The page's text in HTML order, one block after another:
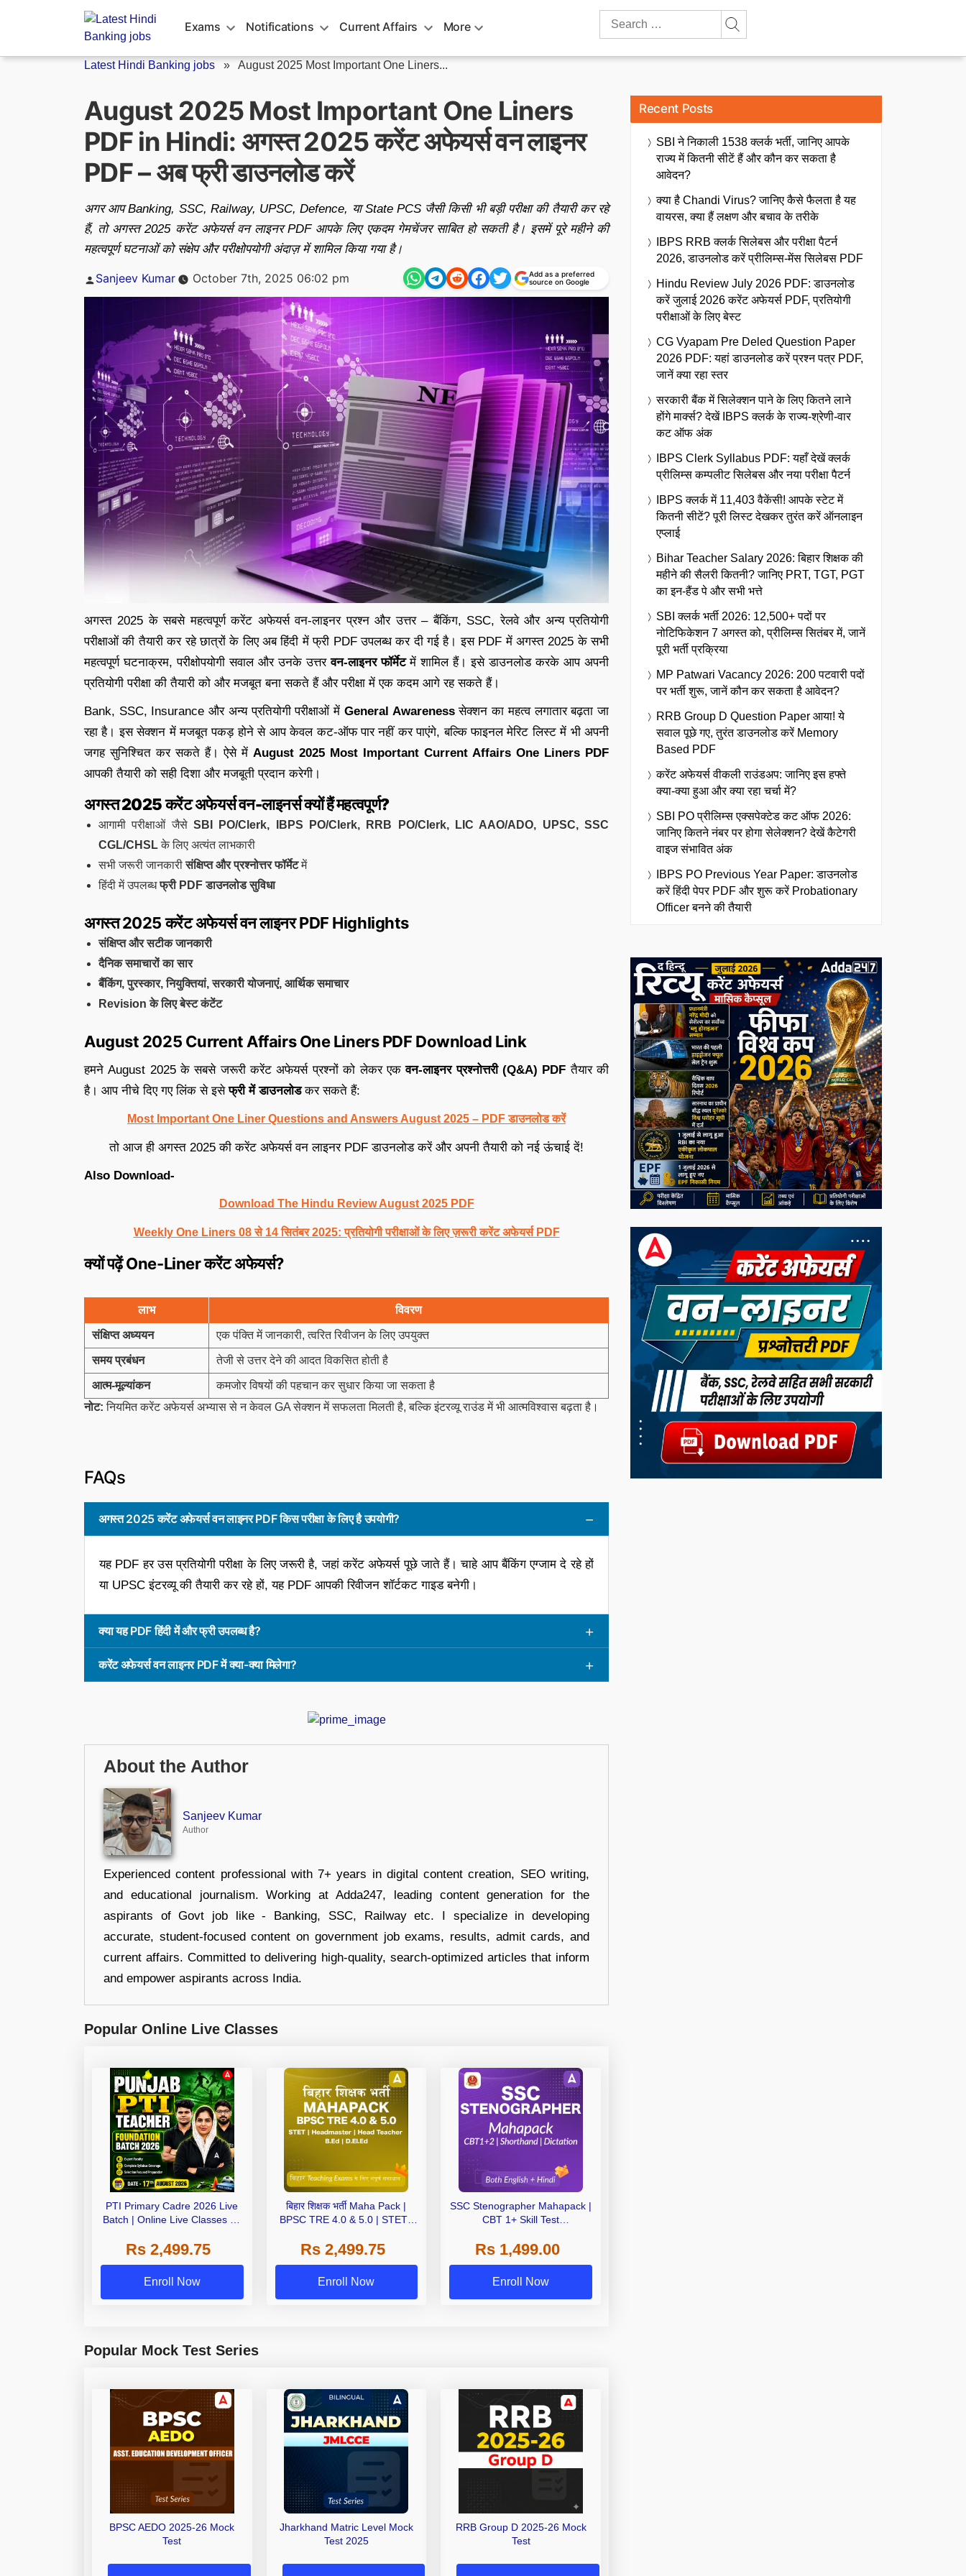
Exams Notifications Current Affairs More
Search
Latest Hindi Banking jobs » August 2025 Most Important One Liners...
August 2025 Most Important One Liners
PDF in Hindi: अगस्त 2025 करेंट अफेयर्स वन लाइनर
PDF – अब फ्री डाउनलोड करें
अगर आप Banking, SSC, Railway, UPSC, Defence, या State PCS जैसी किसी भी बड़ी परीक्षा की तैयारी कर रहे
हैं, तो अगस्त 2025 करेंट अफेयर्स वन लाइनर PDF आपके लिए एकदम गेमचेंजर साबित हो सकती है। इसमें पूरे महीने की
महत्वपूर्ण घटनाओं को संक्षेप और परीक्षोपयोगी अंदाज़ में शामिल किया गया है।
Posted
Sanjeev Kumar October 7th, 2025 06:02 pm
Add as a preferred
source on Google
अगस्त 2025 के सबसे महत्वपूर्ण करेंट अफेयर्स वन-लाइनर प्रश्न और उत्तर – बैंकिंग, SSC, रेलवे और अन्य प्रतियोगी
परीक्षाओं की तैयारी कर रहे छात्रों के लिए अब हिंदी में फ्री PDF उपलब्ध कर दी गई है। इस PDF में अगस्त 2025 के सभी
महत्वपूर्ण घटनाक्रम, परीक्षोपयोगी सवाल और उनके उत्तरवन-लाइनर फॉर्मेटमें शामिल हैं। इसे डाउनलोड करके आप अपनी
प्रतियोगी परीक्षा की तैयारी को और मजबूत बना सकते हैं और परीक्षा में एक कदम आगे रह सकते हैं।
Bank, SSC, Insurance और अन्य प्रतियोगी परीक्षाओं में General Awarenessसेक्शन का महत्व लगातार बढ़ता जा
रहा है। इस सेक्शन में मजबूत पकड़ होने से आप केवल कट-ऑफ पार नहीं कर पाएंगे, बल्कि फाइनल मेरिट लिस्ट में भी अपनी
जगह सुनिश्चित कर सकते हैं। ऐसे में August 2025 Most Important Current Affairs One Liners PDF
आपकी तैयारी को सही दिशा और मजबूती प्रदान करेगी।
अगस्त 2025 करेंट अफेयर्स वन-लाइनर्स क्यों हैं महत्वपूर्ण?
आगामी परीक्षाओं जैसे SBI PO/Clerk, IBPS PO/Clerk, RRB PO/Clerk, LIC AAO/ADO, UPSC, SSC
CGL/CHSLके लिए अत्यंत लाभकारी
सभी जरूरी जानकारीसंक्षिप्त और प्रश्नोत्तर फॉर्मेटमें
हिंदी में उपलब्धफ्री PDF डाउनलोड सुविधा
अगस्त 2025 करेंट अफेयर्स वन लाइनर PDF Highlights
संक्षिप्त और सटीक जानकारी
दैनिक समाचारों का सार
बैंकिंग, पुरस्कार, नियुक्तियां, सरकारी योजनाएं, आर्थिक समाचार
Revision के लिए बेस्ट कंटेंट
August 2025 Current Affairs One Liners PDF Download Link
हमने August 2025 के सबसे जरूरी करेंट अफेयर्स प्रश्नों को लेकर एकवन-लाइनर प्रश्नोत्तरी (Q&A) PDF तैयार की
है। आप नीचे दिए गए लिंक से इसेफ्री में डाउनलोडकर सकते हैं:
Most Important One Liner Questions and Answers August 2025 – PDF डाउनलोड करें
तो आज ही अगस्त 2025 की करेंट अफेयर्स वन लाइनर PDF डाउनलोड करें और अपनी तैयारी को नई ऊंचाई दें!
Also Download-
Download The Hindu Review August 2025 PDF
Weekly One Liners 08 से 14 सितंबर 2025: प्रतियोगी परीक्षाओं के लिए ज़रूरी करेंट अफेयर्स PDF
क्यों पढ़ें One-Liner करेंट अफेयर्स?
लाभ विवरण
संक्षिप्त अध्ययन एक पंक्ति में जानकारी, त्वरित रिवीजन के लिए उपयुक्त
समय प्रबंधन तेजी से उत्तर देने की आदत विकसित होती है
आत्म-मूल्यांकन
कमजोर विषयों की पहचान कर सुधार किया जा सकता है
नोट: नियमित करेंट अफेयर्स अभ्यास से न केवल GA सेक्शन में सफलता मिलती है, बल्कि इंटरव्यू राउंड में भी आत्मविश्वास बढ़ता है।
FAQs
अगस्त 2025 करेंट अफेयर्स वन लाइनर PDF किस परीक्षा के लिए है उपयोगी?
यह PDF हर उस प्रतियोगी परीक्षा के लिए जरूरी है, जहां करेंट अफेयर्स पूछे जाते हैं। चाहे आप बैंकिंग एग्जाम दे रहे हों
या UPSC इंटरव्यू की तैयारी कर रहे हों, यह PDF आपकी रिवीजन शॉर्टकट गाइड बनेगी।
क्या यह PDF हिंदी में और फ्री उपलब्ध है?
करेंट अफेयर्स वन लाइनर PDF में क्या-क्या मिलेगा?
About the Author
Sanjeev Kumar
Author
Experienced content professional with 7+ years in digital content creation, SEO writing,
and educational journalism. Working at Adda247, leading content generation for the
aspirants of Govt job like - Banking, SSC, Railway etc. I specialize in developing
accurate, student-focused content on government job exams, results, admit cards, and
current affairs. Committed to delivering high-quality, search-optimized articles that inform
and empower aspirants across India.
Popular Online Live Classes
PTI Primary Cadre 2026 Live
Batch | Online Live Classes by
Rs 2,499.75
Enroll Now
बिहार शिक्षक भर्ती Maha Pack |
BPSC TRE 4.0 & 5.0 | STET |
B.Ed | D.El.Ed
Rs 2,499.75
Enroll Now
SSC Stenographer Mahapack |
CBT 1+ Skill Test
and Dictation) | By Adda247
Rs 1,499.00
Enroll Now
Popular Mock Test Series
BPSC AEDO 2025-26 Mock
Test
Jharkhand Matric Level Mock
Test 2025
RRB Group D 2025-26 Mock
Test
Recent Posts
SBI ने निकाली 1538 क्लर्क भर्ती, जानिए आपके
राज्य में कितनी सीटें हैं और कौन कर सकता है
आवेदन?
क्या है Chandi Virus? जानिए कैसे फैलता है यह
वायरस, क्या हैं लक्षण और बचाव के तरीके
IBPS RRB क्लर्क सिलेबस और परीक्षा पैटर्न
2026, डाउनलोड करें प्रीलिम्स-मेंस सिलेबस PDF
Hindu Review July 2026 PDF: डाउनलोड
करें जुलाई 2026 करेंट अफेयर्स PDF, प्रतियोगी
परीक्षाओं के लिए बेस्ट
CG Vyapam Pre Deled Question Paper
2026 PDF: यहां डाउनलोड करें प्रश्न पत्र PDF,
जानें क्या रहा स्तर
सरकारी बैंक में सिलेक्शन पाने के लिए कितने लाने
होंगे मार्क्स? देखें IBPS क्लर्क के राज्य-श्रेणी-वार
कट ऑफ अंक
IBPS Clerk Syllabus PDF: यहाँ देखें क्लर्क
प्रीलिम्स कम्पलीट सिलेबस और नया परीक्षा पैटर्न
IBPS क्लर्क में 11,403 वैकेंसी! आपके स्टेट में
कितनी सीटें? पूरी लिस्ट देखकर तुरंत करें ऑनलाइन
एप्लाई
Bihar Teacher Salary 2026: बिहार शिक्षक की
महीने की सैलरी कितनी? जानिए PRT, TGT, PGT
का इन-हैंड पे और सभी भत्ते
SBI क्लर्क भर्ती 2026: 12,500+ पदों पर
नोटिफिकेशन 7 अगस्त को, प्रीलिम्स सितंबर में, जानें
पूरी भर्ती प्रक्रिया
MP Patwari Vacancy 2026: 200 पटवारी पदों
पर भर्ती शुरू, जानें कौन कर सकता है आवेदन?
RRB Group D Question Paper आया! ये
सवाल पूछे गए, तुरंत डाउनलोड करें Memory
Based PDF
करेंट अफेयर्स वीकली राउंडअप: जानिए इस हफ्ते
क्या-क्या हुआ और क्या रहा चर्चा में?
SBI PO प्रीलिम्स एक्सपेक्टेड कट ऑफ 2026:
जानिए कितने नंबर पर होगा सेलेक्शन? देखें कैटेगरी
वाइज संभावित अंक
IBPS PO Previous Year Paper: डाउनलोड
करें हिंदी पेपर PDF और शुरू करें Probationary
Officer बनने की तैयारी